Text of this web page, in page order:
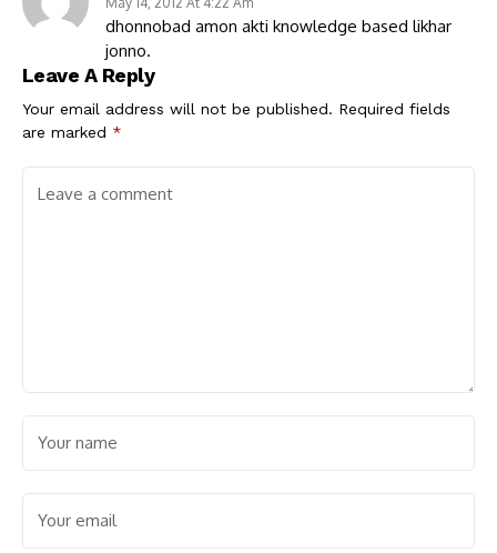
dhonnobad amon akti knowledge based likhar
jonno.
Leave A Reply
Your email address will not be published. Required fields
are marked *